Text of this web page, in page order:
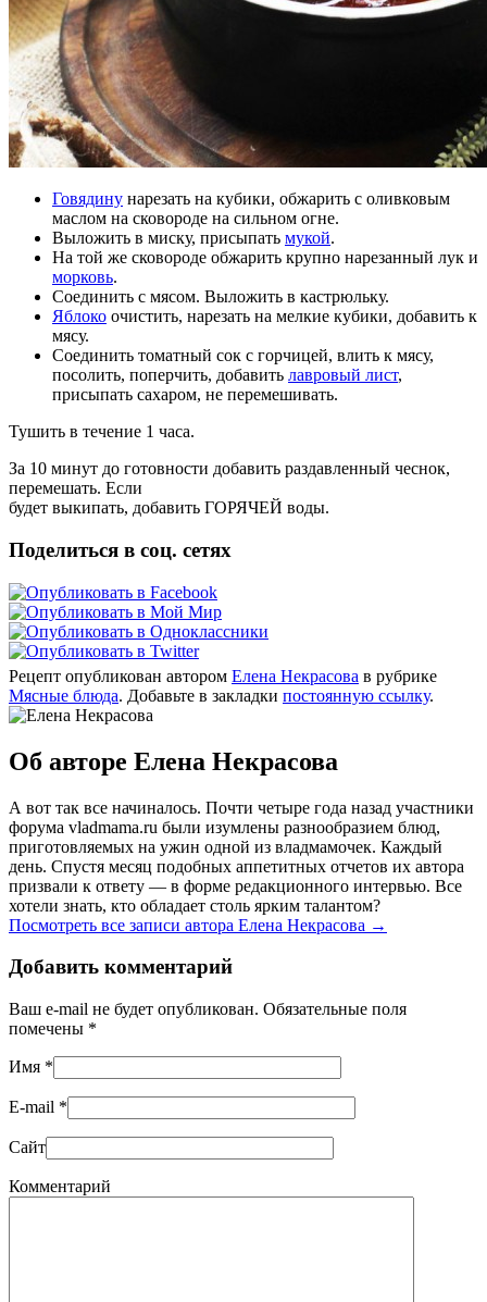
Говядину нарезать на кубики, обжарить с оливковым
маслом на сковороде на сильном огне.
Выложить в миску, присыпать мукой.
На той же сковороде обжарить крупно нарезанный лук и
морковь.
Соединить с мясом. Выложить в кастрюльку.
Яблоко очистить, нарезать на мелкие кубики, добавить к
мясу.
Соединить томатный сок с горчицей, влить к мясу,
посолить, поперчить, добавить лавровый лист,
присыпать сахаром, не перемешивать.
Тушить в течение 1 часа.
За 10 минут до готовности добавить раздавленный чеснок,
перемешать. Если
будет выкипать, добавить ГОРЯЧЕЙ воды.
Поделиться в соц. сетях
Рецепт опубликован автором Елена Некрасова в рубрике
Мясные блюда. Добавьте в закладки постоянную ссылку.
Об авторе Елена Некрасова
А вот так все начиналось. Почти четыре года назад участники
форума vladmama.ru были изумлены разнообразием блюд,
приготовляемых на ужин одной из владмамочек. Каждый
день. Спустя месяц подобных аппетитных отчетов их автора
призвали к ответу — в форме редакционного интервью. Все
хотели знать, кто обладает столь ярким талантом?
Посмотреть все записи автора Елена Некрасова →
Добавить комментарий
Ваш e-mail не будет опубликован. Обязательные поля
помечены *
Имя *
E-mail *
Сайт
Комментарий